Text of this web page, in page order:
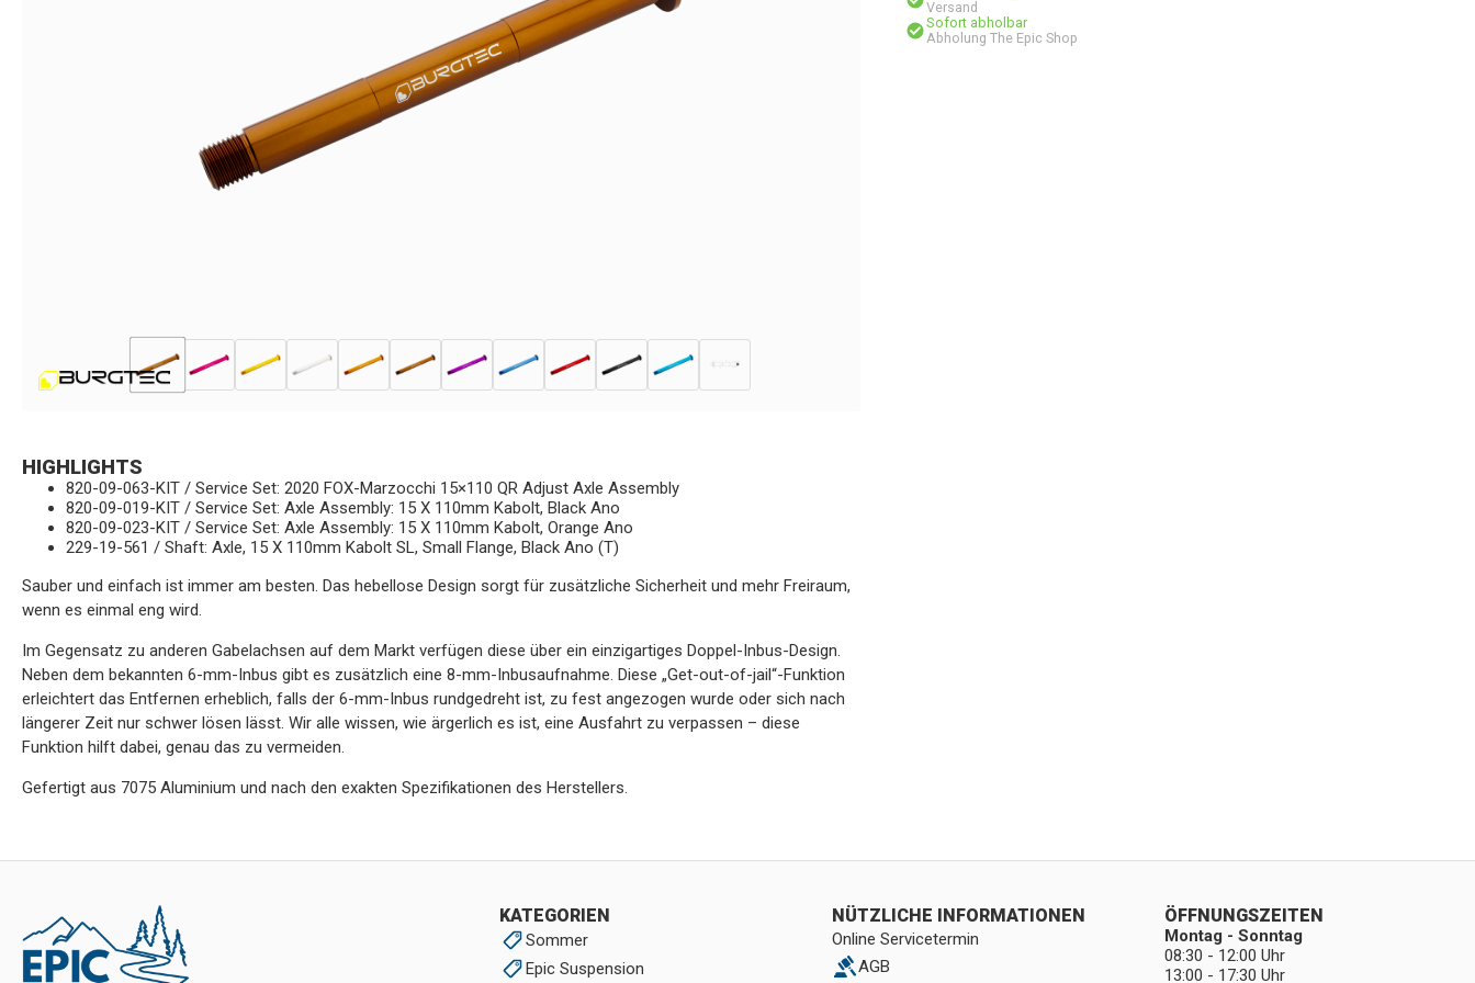
Versand
Sofort abholbar
Abholung The Epic Shop
HIGHLIGHTS
820-09-063-KIT / Service Set: 2020 FOX-Marzocchi 15×110 QR Adjust Axle Assembly
820-09-019-KIT / Service Set: Axle Assembly: 15 X 110mm Kabolt, Black Ano
820-09-023-KIT / Service Set: Axle Assembly: 15 X 110mm Kabolt, Orange Ano
229-19-561 / Shaft: Axle, 15 X 110mm Kabolt SL, Small Flange, Black Ano (T)
Sauber und einfach ist immer am besten. Das hebellose Design sorgt für zusätzliche Sicherheit und mehr Freiraum,
wenn es einmal eng wird.
Im Gegensatz zu anderen Gabelachsen auf dem Markt verfügen diese über ein einzigartiges Doppel-Inbus-Design.
Neben dem bekannten 6-mm-Inbus gibt es zusätzlich eine 8-mm-Inbusaufnahme. Diese „Get-out-of-jail“-Funktion
erleichtert das Entfernen erheblich, falls der 6-mm-Inbus rundgedreht ist, zu fest angezogen wurde oder sich nach
längerer Zeit nur schwer lösen lässt. Wir alle wissen, wie ärgerlich es ist, eine Ausfahrt zu verpassen – diese
Funktion hilft dabei, genau das zu vermeiden.
Gefertigt aus 7075 Aluminium und nach den exakten Spezifikationen des Herstellers.
KATEGORIEN
Sommer
Epic Suspension
NÜTZLICHE INFORMATIONEN
Online Servicetermin
AGB
ÖFFNUNGSZEITEN
Montag - Sonntag
08:30 - 12:00 Uhr
13:00 - 17:30 Uhr